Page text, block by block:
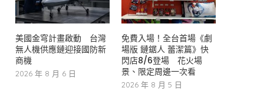
美國金穹計畫啟動 台灣
無人機供應鏈迎接國防新
商機
2026 年 8 月 6 日
免費入場！全台首場《劇
場版 鏈鋸人 蕾潔篇》快
閃店8/6登場 花火場
景、限定周邊一次看
2026 年 8 月 5 日